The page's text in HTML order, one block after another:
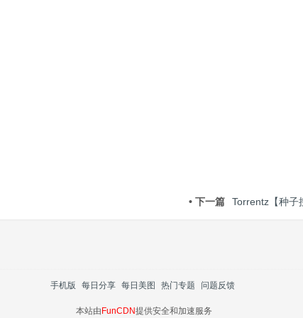
• 下一篇 Torrentz【种子
手机版 每日分享 每日美图 热门专题 问题反馈
本站由FunCDN提供安全和加速服务